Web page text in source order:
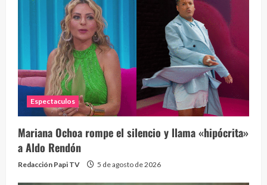
Espectaculos
Mariana Ochoa rompe el silencio y llama «hipócrita»
a Aldo Rendón
Redacción Papi TV 5 de agosto de 2026